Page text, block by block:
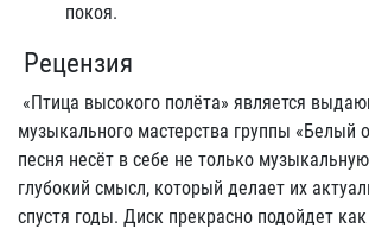
покоя.
Рецензия
«Птица высокого полёта» является
музыкального мастерства группы «Белый
песня несёт в себе не только
глубокий смысл, который делает их
спустя годы. Диск прекрасно подойдет